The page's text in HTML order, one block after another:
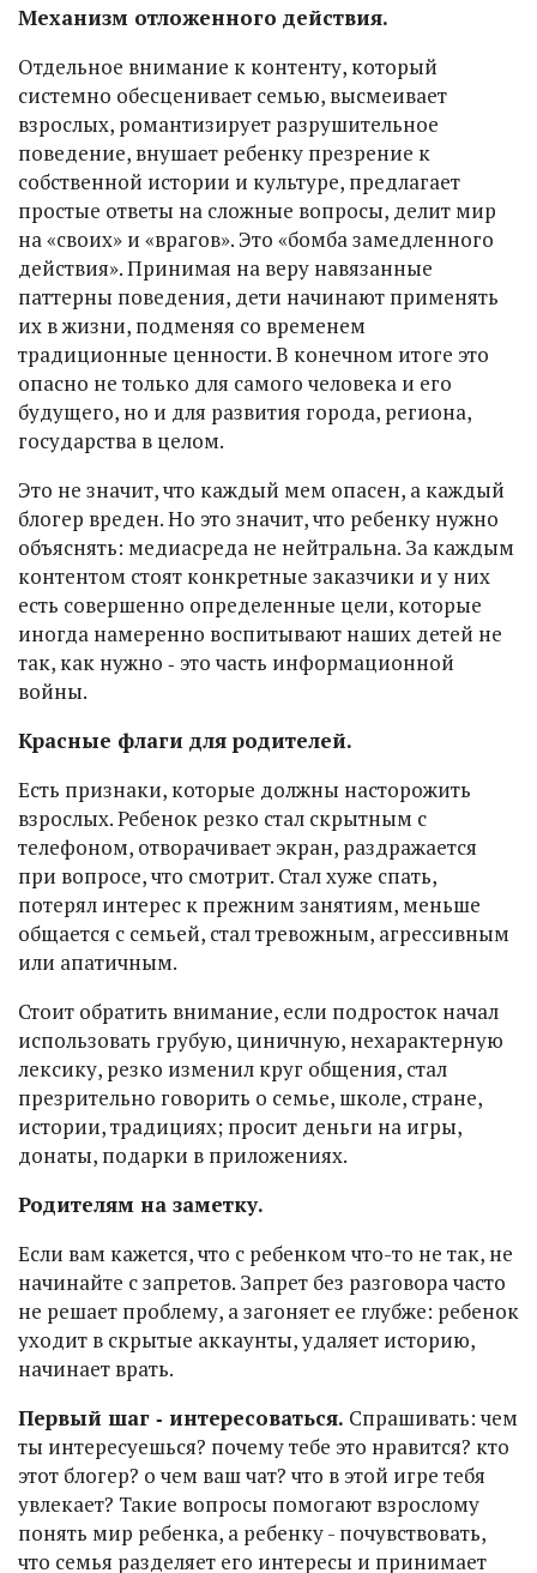
Механизм отложенного действия.
Отдельное внимание к контенту, который
системно обесценивает семью, высмеивает
взрослых, романтизирует разрушительное
поведение, внушает ребенку презрение к
собственной истории и культуре, предлагает
простые ответы на сложные вопросы, делит мир
на «своих» и «врагов». Это «бомба замедленного
действия». Принимая на веру навязанные
паттерны поведения, дети начинают применять
их в жизни, подменяя со временем
традиционные ценности. В конечном итоге это
опасно не только для самого человека и его
будущего, но и для развития города, региона,
государства в целом.
Это не значит, что каждый мем опасен, а каждый
блогер вреден. Но это значит, что ребенку нужно
объяснять: медиасреда не нейтральна. За каждым
контентом стоят конкретные заказчики и у них
есть совершенно определенные цели, которые
иногда намеренно воспитывают наших детей не
так, как нужно ‑ это часть информационной
войны.
Красные флаги для родителей.
Есть признаки, которые должны насторожить
взрослых. Ребенок резко стал скрытным с
телефоном, отворачивает экран, раздражается
при вопросе, что смотрит. Стал хуже спать,
потерял интерес к прежним занятиям, меньше
общается с семьей, стал тревожным, агрессивным
или апатичным.
Стоит обратить внимание, если подросток начал
использовать грубую, циничную, нехарактерную
лексику, резко изменил круг общения, стал
презрительно говорить о семье, школе, стране,
истории, традициях; просит деньги на игры,
донаты, подарки в приложениях.
Родителям на заметку.
Если вам кажется, что с ребенком что-то не так, не
начинайте с запретов. Запрет без разговора часто
не решает проблему, а загоняет ее глубже: ребенок
уходит в скрытые аккаунты, удаляет историю,
начинает врать.
Первый шаг ‑ интересоваться. Спрашивать: чем
ты интересуешься? почему тебе это нравится? кто
этот блогер? о чем ваш чат? что в этой игре тебя
увлекает? Такие вопросы помогают взрослому
понять мир ребенка, а ребенку - почувствовать,
что семья разделяет его интересы и принимает